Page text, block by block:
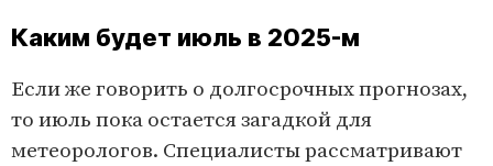
Каким будет июль в 2025-м
Если же говорить о долгосрочных прогнозах,
то июль пока остается загадкой для
метеорологов. Специалисты рассматривают